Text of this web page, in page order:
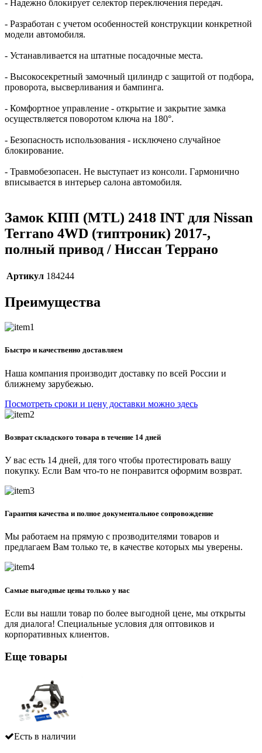
- Надежно блокирует селектор переключения передач.
- Разработан с учетом особенностей конструкции конкретной
модели автомобиля.
- Устанавливается на штатные посадочные места.
- Высокосекретный замочный цилиндр с защитой от подбора,
проворота, высверливания и бампинга.
- Комфортное управление - открытие и закрытие замка
осуществляется поворотом ключа на 180°.
- Безопасность использования - исключено случайное
блокирование.
- Травмобезопасен. Не выступает из консоли. Гармонично
вписывается в интерьер салона автомобиля.
Замок КПП (MTL) 2418 INT для Nissan
Terrano 4WD (типтроник) 2017-,
полный привод / Ниссан Террано
Артикул 184244
Преимущества
Быстро и качественно доставляем
Наша компания производит доставку по всей России и
ближнему зарубежью.
Посмотреть сроки и цену доставки можно здесь
Возврат складского товара в течение 14 дней
У вас есть 14 дней, для того чтобы протестировать вашу
покупку. Если Вам что-то не понравится оформим возврат.
Гарантия качества и полное документальное сопровождение
Мы работаем на прямую с прозводителями товаров и
предлагаем Вам только те, в качестве которых мы уверены.
Самые выгодные цены только у нас
Если вы нашли товар по более выгодной цене, мы открыты
для диалога! Специальные условия для оптовиков и
корпоративных клиентов.
Еще товары
Есть в наличии